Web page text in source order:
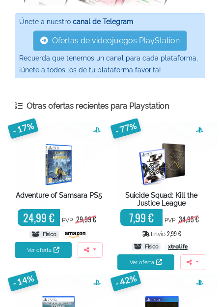
Únete a nuestro canal de Telegram
Ofertas de videojuegos PlayStation
Recuerda que tenemos un canal para cada plataforma,
¡únete a todos los de tu plataforma favorita!
Otras ofertas recientes para Playstation
- 17%
Adventure of Samsara PS5
24,99 € PVP 29,99 €
Físico
Ver oferta
- 77%
Suicide Squad: Kill the
Justice League
7,99 € PVP 34,95 €
Envío 2,99 €
Físico
Ver oferta
- 14% - 42%